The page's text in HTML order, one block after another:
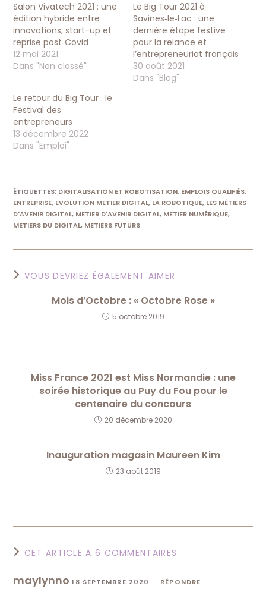
Salon Vivatech 2021 : une
édition hybride entre
innovations, start-up et
reprise post‑Covid
12 mai 2021
Dans "Non classé"
Le Big Tour 2021 à
Savines‑le‑Lac : une
dernière étape festive
pour la relance et
l’entrepreneuriat français
30 août 2021
Dans "Blog"
Le retour du Big Tour : le
Festival des
entrepreneurs
13 décembre 2022
Dans "Emploi"
ÉTIQUETTES: DIGITALISATION ET ROBOTISATION, EMPLOIS QUALIFIÉS,
ENTREPRISE, EVOLUTION METIER DIGITAL, LA ROBOTIQUE, LES MÉTIERS
D'AVENIR DIGITAL, METIER D'AVENIR DIGITAL, METIER NUMÉRIQUE,
METIERS DU DIGITAL, METIERS FUTURS
VOUS DEVRIEZ ÉGALEMENT AIMER
Mois d’Octobre : « Octobre Rose »
5 octobre 2019
Miss France 2021 est Miss Normandie : une
soirée historique au Puy du Fou pour le
centenaire du concours
20 décembre 2020
Inauguration magasin Maureen Kim
23 août 2019
CET ARTICLE A 6 COMMENTAIRES
maylynno 18 SEPTEMBRE 2020 RÉPONDRE